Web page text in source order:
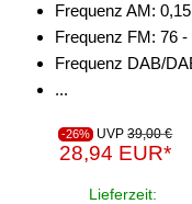
Frequenz AM:
Frequenz FM: 76
Frequenz DAB/
...
-26% UVP 39,00 €
28,94 EUR*
Lieferzeit: